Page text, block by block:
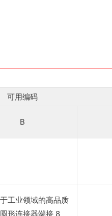
可用编码
B